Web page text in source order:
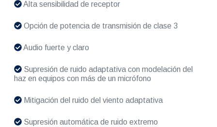
Alta sensibilidad de receptor
Opción de potencia de transmisión de clase 3
Audio fuerte y claro
Supresión de ruido adaptativa con modelación del
haz en equipos con más de un micrófono
Mitigación del ruido del viento adaptativa
Supresión automática de ruido extremo